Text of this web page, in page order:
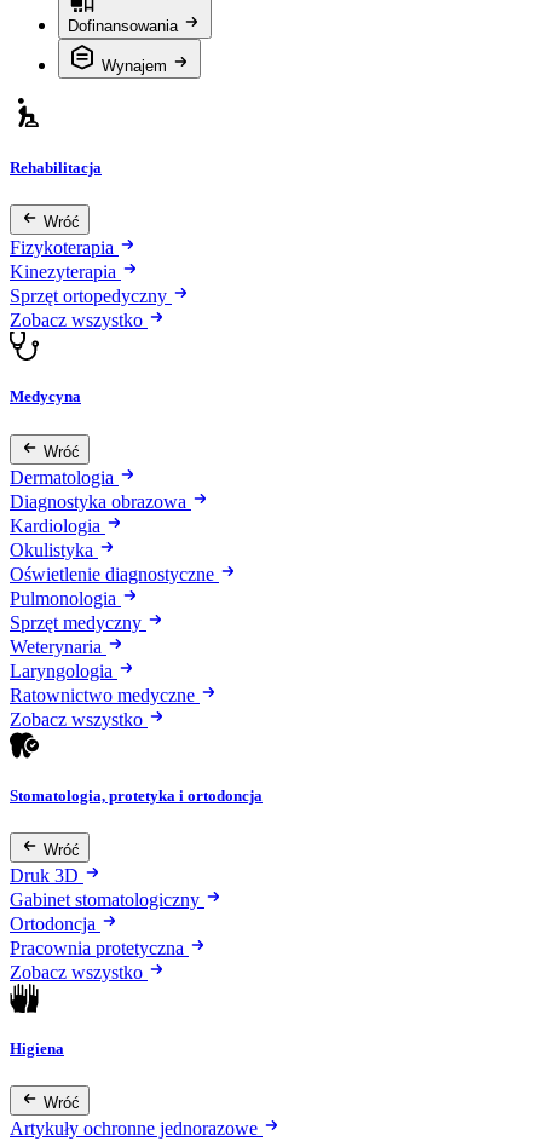
Dofinansowania
Wynajem
Rehabilitacja
Wróć
Fizykoterapia
Kinezyterapia
Sprzęt ortopedyczny
Zobacz wszystko
Medycyna
Wróć
Dermatologia
Diagnostyka obrazowa
Kardiologia
Okulistyka
Oświetlenie diagnostyczne
Pulmonologia
Sprzęt medyczny
Weterynaria
Laryngologia
Ratownictwo medyczne
Zobacz wszystko
Stomatologia, protetyka i ortodoncja
Wróć
Druk 3D
Gabinet stomatologiczny
Ortodoncja
Pracownia protetyczna
Zobacz wszystko
Higiena
Wróć
Artykuły ochronne jednorazowe